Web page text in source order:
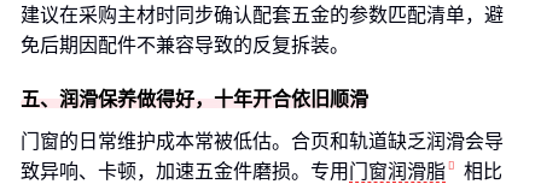
建议在采购主材时同步确认配套五金的参数匹配清单，避
免后期因配件不兼容导致的反复拆装。
五、润滑保养做得好，十年开合依旧顺滑
门窗的日常维护成本常被低估。合页和轨道缺乏润滑会导
致异响、卡顿，加速五金件磨损。专用 门窗润滑脂
相比